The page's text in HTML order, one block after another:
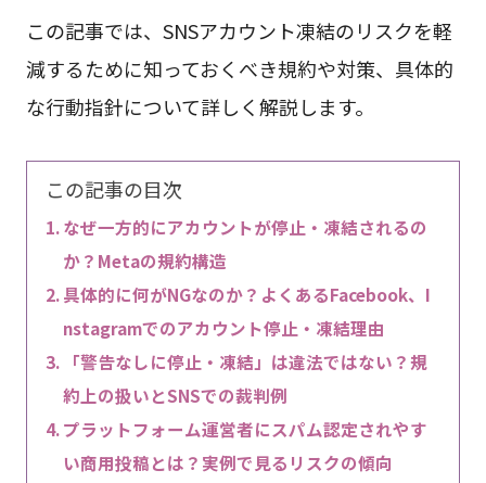
この記事では、SNSアカウント凍結のリスクを軽
減するために知っておくべき規約や対策、具体的
な行動指針について詳しく解説します。
この記事の目次
なぜ一方的にアカウントが停止・凍結されるの
か？Metaの規約構造
具体的に何がNGなのか？よくあるFacebook、I
nstagramでのアカウント停止・凍結理由
「警告なしに停止・凍結」は違法ではない？規
約上の扱いとSNSでの裁判例
プラットフォーム運営者にスパム認定されやす
い商用投稿とは？実例で見るリスクの傾向